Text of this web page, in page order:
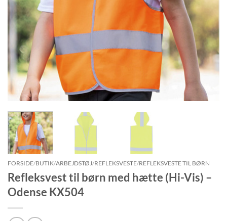
FORSIDE/BUTIK/ARBEJDSTØJ/REFLEKSVESTE/REFLEKSVESTE TIL BØRN
Refleksvest til børn med hætte (Hi-Vis) –
Odense KX504